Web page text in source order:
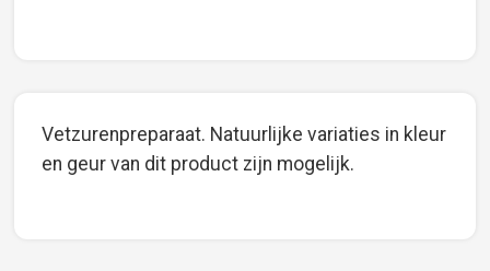
Vetzurenpreparaat. Natuurlijke variaties in kleur
en geur van dit product zijn mogelijk.